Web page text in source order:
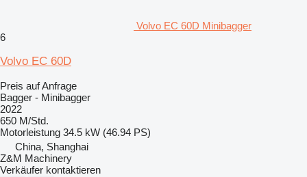
Volvo EC 60D Minibagger
6
Volvo EC 60D
Preis auf Anfrage
Bagger - Minibagger
2022
650 M/Std.
Motorleistung 34.5 kW (46.94 PS)
China, Shanghai
Z&M Machinery
Verkäufer kontaktieren